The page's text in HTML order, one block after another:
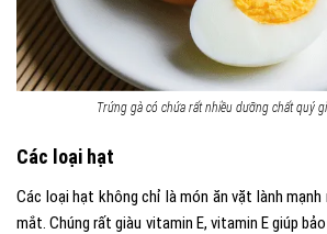
Trứng gà có chứa rất nhiều dưỡng chất quý
Các loại hạt
Các loại hạt không chỉ là món ăn vặt lành
mắt. Chúng rất giàu vitamin E, vitamin E giúp